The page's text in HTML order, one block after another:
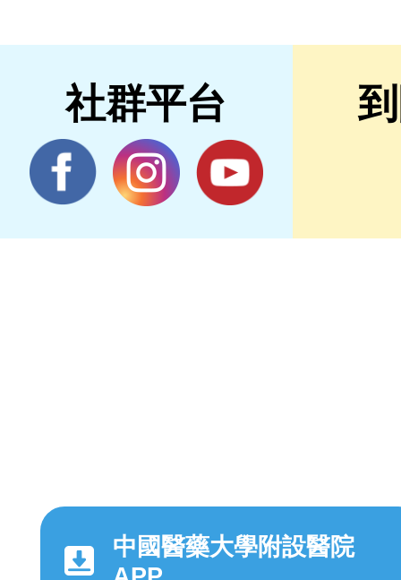
社群平台
中國醫藥大學附設醫院